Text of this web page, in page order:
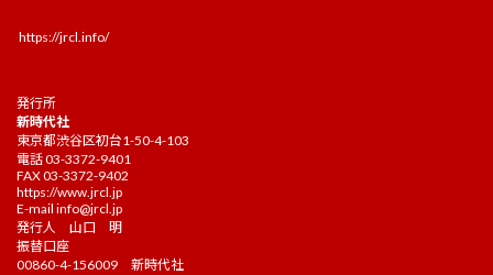
https://jrcl.info/
発行所
新時代社
東京都渋谷区初台1-50-4-103
電話 03-3372-9401
FAX 03-3372-9402
https://www.jrcl.jp
E-mail info@jrcl.jp
発行人 山口 明
振替口座
00860-4-156009 新時代社